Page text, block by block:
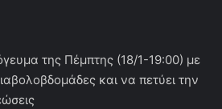
της Πέμπτης (18/1-19:00) με
και να πετύει την